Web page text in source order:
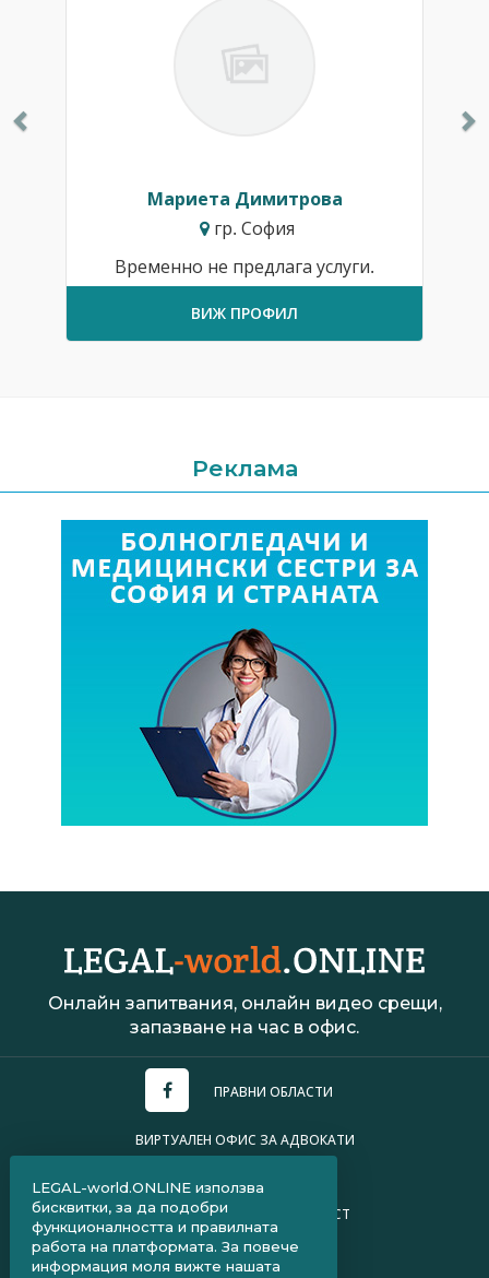
Мариета Димитрова
гр. София
Временно не предлага услуги.
ВИЖ ПРОФИЛ
Реклама
Онлайн запитвания, онлайн видео срещи,
запазване на час в офис.
ПРАВНИ ОБЛАСТИ
ВИРТУАЛЕН ОФИС ЗА АДВОКАТИ
ПОЛИТИКА ЗА ПОВЕРИТЕЛНОСТ
ЧЗВ ЗА КЛИЕНТИ
LEGAL-world.ONLINE използва
бисквитки, за да подобри
функционалността и правилната
работа на платформата. За повече
информация моля вижте нашата